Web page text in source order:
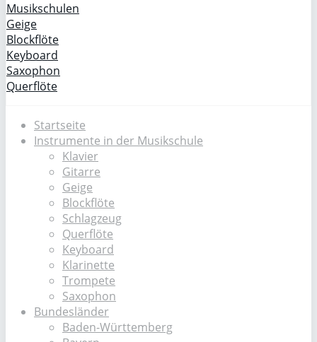
Musikschulen
Geige
Blockflöte
Keyboard
Saxophon
Querflöte
Startseite
Instrumente in der Musikschule
Klavier
Gitarre
Geige
Blockflöte
Schlagzeug
Querflöte
Keyboard
Klarinette
Trompete
Saxophon
Bundesländer
Baden-Württemberg